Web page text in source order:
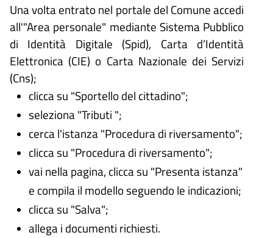
Una volta entrato nel portale del Comune accedi
all'"Area personale" mediante Sistema Pubblico
di Identità Digitale (Spid), Carta d’Identità
Elettronica (CIE) o Carta Nazionale dei Servizi
(Cns);
clicca su "Sportello del cittadino";
seleziona "Tributi ";
cerca l'istanza "Procedura di riversamento";
clicca su "Procedura di riversamento";
vai nella pagina, clicca su "Presenta istanza"
e compila il modello seguendo le indicazioni;
clicca su "Salva";
allega i documenti richiesti.